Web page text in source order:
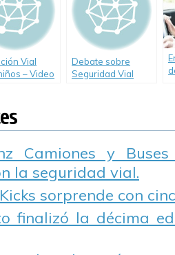
Vial
– Video
Debate sobre
Seguridad Vial
Camiones y
la seguridad vial.
sorprende con
finalizó la décima